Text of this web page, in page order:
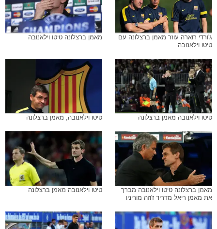
ג'ורדי רוארה עוזר מאמן ברצלונה עם
טיטו וילאנובה
מאמן ברצלונה טיטו וילאנובה
טיטו וילאנובה מאמן ברצלונה טיטו וילאנובה, מאמן ברצלונה
מאמן ברצלונה טיטו וילאנובה מברך
את מאמן ריאל מדריד ז'וזה מוריניו
טיטו וילאנובה מאמן ברצלונה